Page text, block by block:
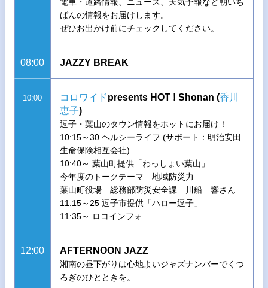
ばんの情報をお届けします。
ぜひお出かけ前にチェックしてください。
08:00 JAZZY BREAK
10:00 コロワイドpresents HOT ! Shonan (香川
恵子)
逗子・葉山のタウン情報をホットにお届け！
10:15～30 ヘルシーライフ (サポート：明治安田
生命保険相互会社)
10:40～ 葉山町提供「わっしょい葉山」
今年度のトークテーマ 地域防災力
葉山町役場 総務部防災安全課 川船 響さん
11:15～25 逗子市提供「ハロー逗子」
11:35～ ロコインフォ
12:00 AFTERNOON JAZZ
湘南の昼下がりは心地よいジャズナンバーでくつ
ろぎのひとときを。